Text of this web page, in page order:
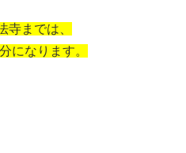
寺までは、
になります。